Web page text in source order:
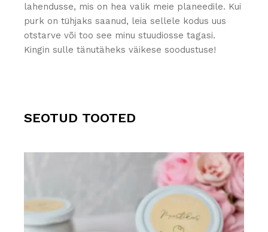
lahendusse, mis on hea valik meie planeedile. Kui
purk on tühjaks saanud, leia sellele kodus uus
otstarve või too see minu stuudiosse tagasi.
Kingin sulle tänutäheks väikese soodustuse!
SEOTUD TOOTED